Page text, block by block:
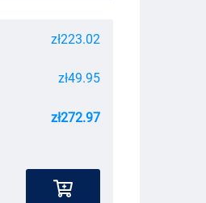
zł223.02
zł49.95
zł272.97